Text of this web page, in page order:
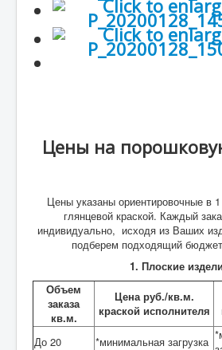
Цены на
Цены указаны ориентировочные в
глянцевой краской. Каждый
индивидуально, исходя из Ваших
подберем подходящий
1. Плоские
Объем
заказа
кв.м.
Цена руб./кв.м.
краской исполнителя
До 20 *минимальная загрузка